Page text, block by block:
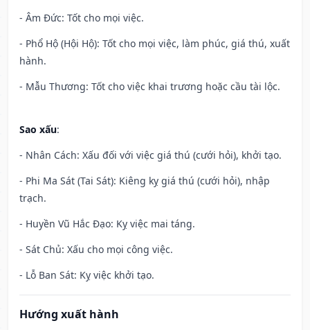
- Âm Đức: Tốt cho mọi việc.
- Phổ Hộ (Hội Hộ): Tốt cho mọi việc, làm phúc, giá thú, xuất
hành.
- Mẫu Thương: Tốt cho việc khai trương hoặc cầu tài lộc.
Sao xấu:
- Nhân Cách: Xấu đối với việc giá thú (cưới hỏi), khởi tạo.
- Phi Ma Sát (Tai Sát): Kiêng kỵ giá thú (cưới hỏi), nhập
trạch.
- Huyền Vũ Hắc Đạo: Kỵ việc mai táng.
- Sát Chủ: Xấu cho mọi công việc.
- Lỗ Ban Sát: Kỵ việc khởi tạo.
Hướng xuất hành